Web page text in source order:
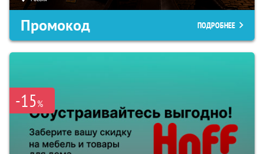
Промокод ПОДРОБНЕЕ
-15%